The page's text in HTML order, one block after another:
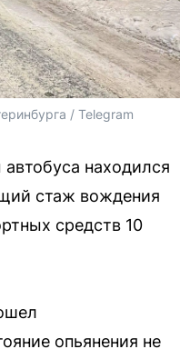
/ Telegram
автобуса находился
стаж вождения
средств 10
опьянения не